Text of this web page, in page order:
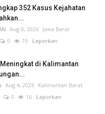
352 Kasus Kejahatan
Aug 8, 2026 Jawa Barat
0 19 Laporkan
di Kalimantan
Aug 4, 2026 Kalimantan Barat
0 16 Laporkan